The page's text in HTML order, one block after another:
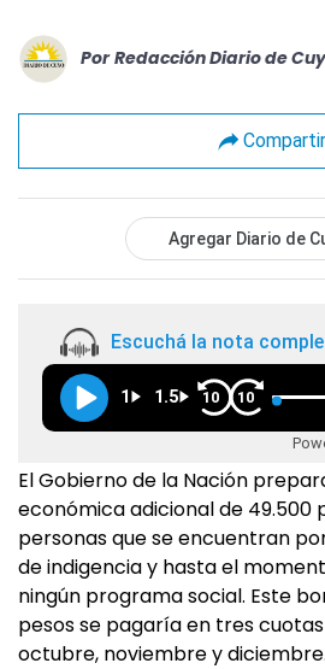
Por Redacción Diario de
Compartir
Agregar Diario de
Escuchá la nota
1 1.5 10 10
El Gobierno de la Nación
económica adicional de 49.500
personas que se encuentran
de indigencia y hasta el
ningún programa social. Este
pesos se pagaría en tres cuotas
octubre, noviembre y diciembre.